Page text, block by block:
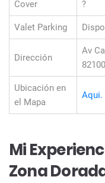
Cover ?
Valet Parking
Dirección
Av
Ubicación en
el Mapa
Aqui.
Mi
Zona